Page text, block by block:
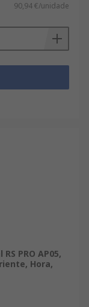
90,94 €/unidade
PRO AP05,
Hora,